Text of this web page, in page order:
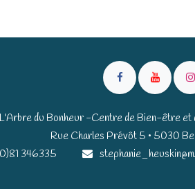
L'Arbre du Bonheur -Centre de Bien-être et
Rue Charles Prévôt 5 • 5030
346335